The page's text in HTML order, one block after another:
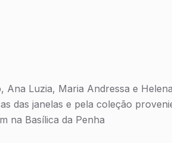
Ana Luzia, Maria Andressa e
das janelas e pela coleção
na Basílica da Penha